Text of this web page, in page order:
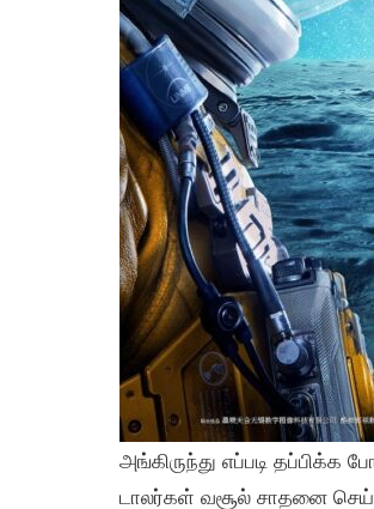
அங்கிருந்து எப்படி
டாலர்கள் வசூல் சாதனை